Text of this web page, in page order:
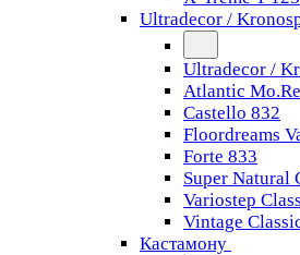
Ultradecor /
Ultradecor /
Atlantic
Castello 832
Floordreams
Forte 833
Super Natural
Variostep
Vintage
Кастамону